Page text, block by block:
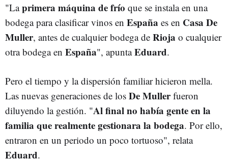
"Laprimera máquina de frío que se instala en una
bodega para clasificar vinos en España es en Casa De
Muller, antes de cualquier bodega de Rioja o cualquier
otra bodega en España", apuntaEduard.
Pero el tiempo y la dispersión familiar hicieron mella.
Las nuevas generaciones de los De Mullerfueron
diluyendo la gestión. "Al final no había gente en la
familia que realmente gestionara la bodega. Por ello,
entraron en un periodo un poco tortuoso", relata
Eduard.